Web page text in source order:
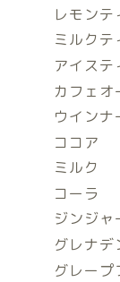
レモン
ミルク
アイス
カフェ
ウイン
ココア
ミルク
コーラ
ジンジ
グレナ
グレー